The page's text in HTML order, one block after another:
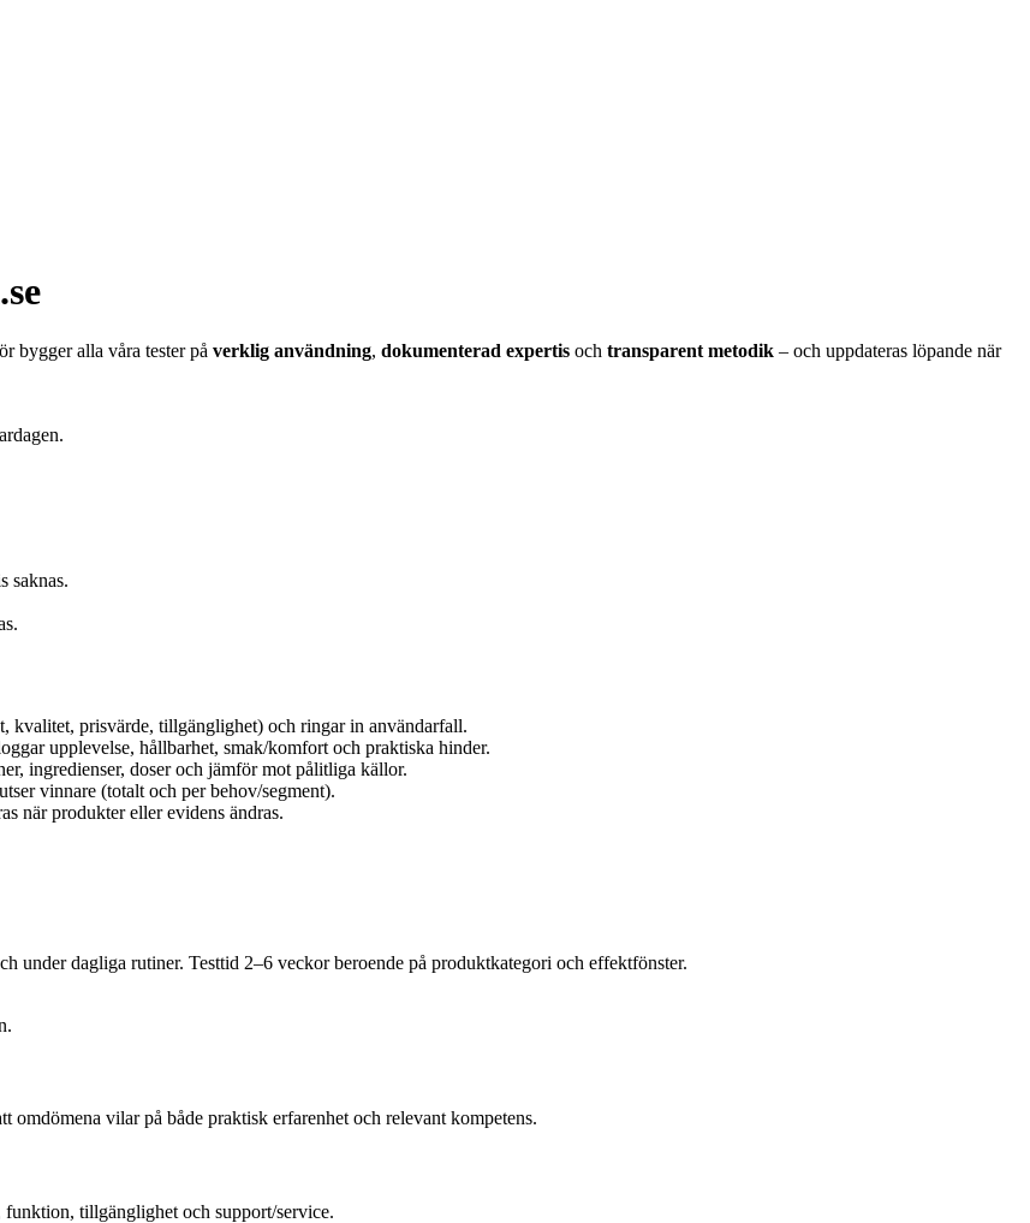
bygger alla våra tester på verklig användning, dokumenterad expertis och transparent metodik – och uppdateras löpande när
saknas.
kvalitet, prisvärde, tillgänglighet) och ringar in användarfall.
upplevelse, hållbarhet, smak/komfort och praktiska hinder.
ingredienser, doser och jämför mot pålitliga källor.
vinnare (totalt och per behov/segment).
när produkter eller evidens ändras.
under dagliga rutiner. Testtid 2–6 veckor beroende på produktkategori och effektfönster.
omdömena vilar på både praktisk erfarenhet och relevant kompetens.
tillgänglighet och support/service.